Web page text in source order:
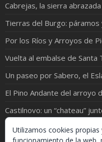
Cabrejas, la sierra
Tierras del Burgo: páramos
Por los Ríos y Arroyos de
Vuelta al embalse de
Un paseo por Sabero, el
El Pino Andante del arroyo
Castilnovo: un “chateau”
Campo de Gómara
Utilizamos cookies